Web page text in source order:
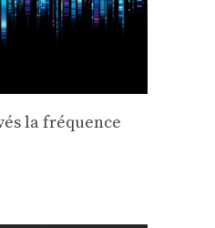
la fréquence